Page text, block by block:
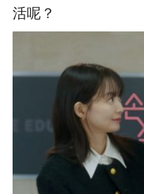
活呢？